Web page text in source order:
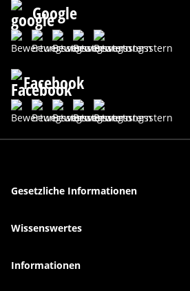
Google
Facebook
Gesetzliche Informationen
Wissenswertes
Informationen